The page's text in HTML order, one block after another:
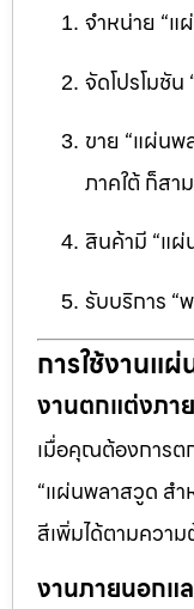
จำหน่าย “แ
จัดโปรโมชั
ขาย “แผ่น
ภาคใต้ ก็สา
สินค้ามี “แผ่
รับบริการ “
การใช้งานแ
งานตกแต่งภา
เมื่อคุณต้องการต
“แผ่นพลาสวูด ส
สีเพิ่มได้ตามควา
งานภายนอกแ